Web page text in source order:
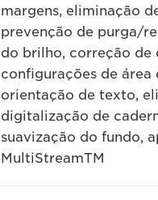
margens, eliminação
prevenção de purga/
do brilho, correção de
configurações de
orientação de texto,
digitalização de
suavização do fundo,
MultiStreamTM